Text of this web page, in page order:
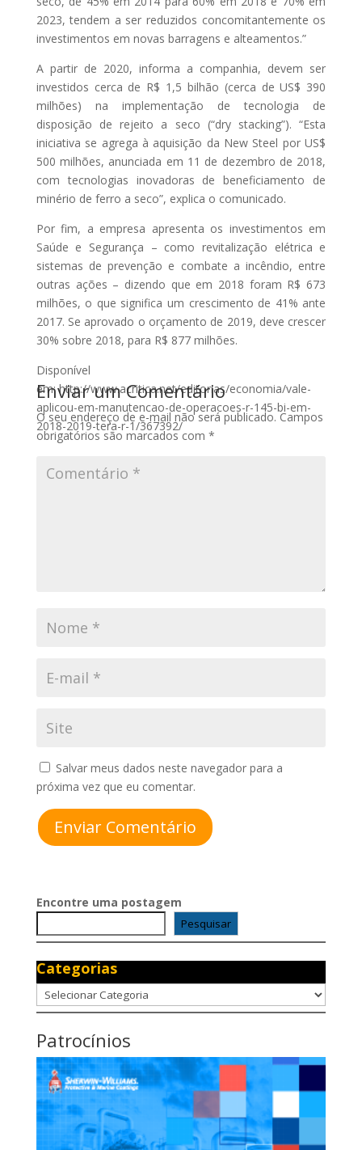
2023, tendem a ser reduzidos concomitantemente os
investimentos em novas barragens e alteamentos.”
A partir de 2020, informa a companhia, devem ser
investidos cerca de R$ 1,5 bilhão (cerca de US$ 390
milhões) na implementação de tecnologia de
disposição de rejeito a seco (“dry stacking”). “Esta
iniciativa se agrega à aquisição da New Steel por US$
500 milhões, anunciada em 11 de dezembro de 2018,
com tecnologias inovadoras de beneficiamento de
minério de ferro a seco”, explica o comunicado.
Por fim, a empresa apresenta os investimentos em
Saúde e Segurança – como revitalização elétrica e
sistemas de prevenção e combate a incêndio, entre
outras ações – dizendo que em 2018 foram R$ 673
milhões, o que significa um crescimento de 41% ante
2017. Se aprovado o orçamento de 2019, deve crescer
30% sobre 2018, para R$ 877 milhões.
Disponível
em: http://www.acritica.net/editorias/economia/vale-
aplicou-em-manutencao-de-operacoes-r-145-bi-em-
2018-2019-tera-r-1/367392/
Enviar um Comentário
O seu endereço de e-mail não será publicado. Campos
obrigatórios são marcados com *
Salvar meus dados neste navegador para a
próxima vez que eu comentar.
Enviar Comentário
Encontre uma postagem
Pesquisar
Categorias
Categorias
Patrocínios